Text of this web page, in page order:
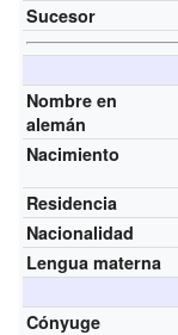
Sucesor
Nombre en
alemán
Nacimiento
Residencia
Nacionalidad
Lengua materna
Cónyuge